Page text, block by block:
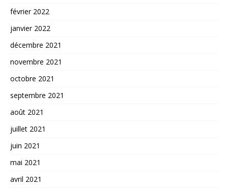
février 2022
janvier 2022
décembre 2021
novembre 2021
octobre 2021
septembre 2021
août 2021
juillet 2021
juin 2021
mai 2021
avril 2021